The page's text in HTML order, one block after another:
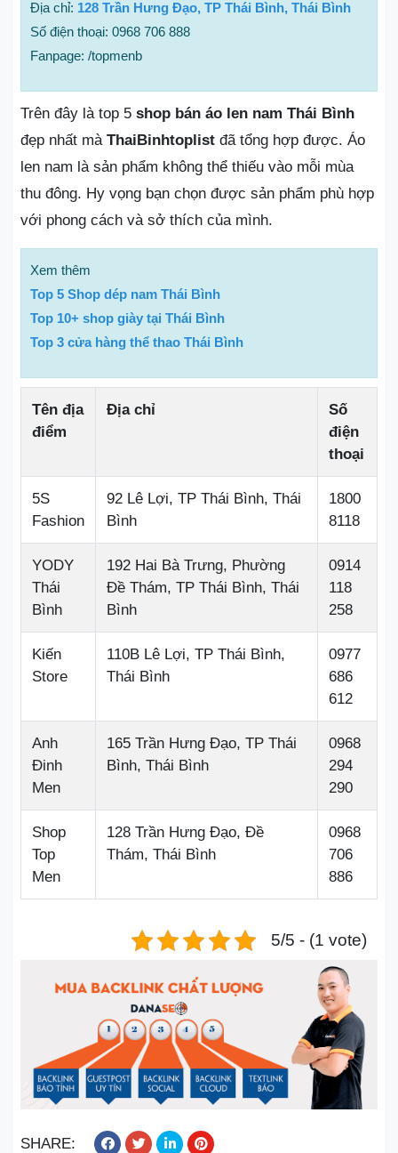
Địa chỉ: 128 Trần Hưng Đạo, TP Thái Bình, Thái Bình
Số điện thoại: 0968 706 888
Fanpage: /topmenb
Trên đây là top 5 shop bán áo len nam Thái Bình
đẹp nhất mà ThaiBinhtoplist đã tổng hợp được. Áo
len nam là sản phẩm không thể thiếu vào mỗi mùa
thu đông. Hy vọng bạn chọn được sản phẩm phù hợp
với phong cách và sở thích của mình.
Xem thêm
Top 5 Shop dép nam Thái Bình
Top 10+ shop giày tại Thái Bình
Top 3 cửa hàng thể thao Thái Bình
Tên địa
điểm
Địa chỉ
Số
điện
thoại
5S
Fashion
92 Lê Lợi, TP Thái Bình, Thái
Bình
1800
8118
YODY
Thái
Bình
192 Hai Bà Trưng, Phường
Đề Thám, TP Thái Bình, Thái
Bình
0914
118
258
Kiến
Store
110B Lê Lợi, TP Thái Bình,
Thái Bình
0977
686
612
Anh
Đinh
Men
165 Trần Hưng Đạo, TP Thái
Bình, Thái Bình
0968
294
290
Shop
Top
Men
128 Trần Hưng Đạo, Đề
Thám, Thái Bình
0968
706
886
5/5 - (1 vote)
SHARE: